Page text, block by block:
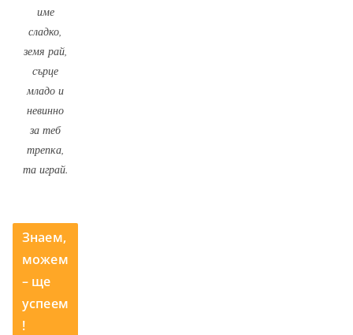
име
сладко,
земя рай,
сърце
младо и
невинно
за теб
трепка,
та играй.
Знаем,
можем
– ще
успеем
!